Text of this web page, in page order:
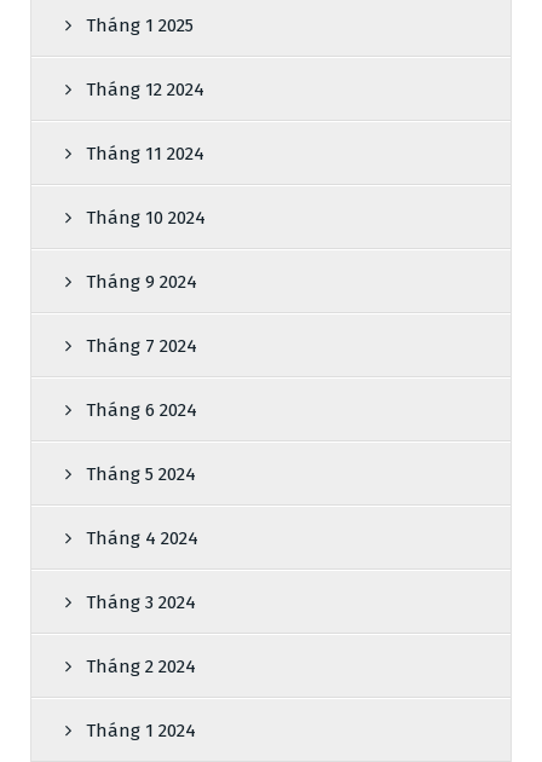
Tháng 1 2025
Tháng 12 2024
Tháng 11 2024
Tháng 10 2024
Tháng 9 2024
Tháng 7 2024
Tháng 6 2024
Tháng 5 2024
Tháng 4 2024
Tháng 3 2024
Tháng 2 2024
Tháng 1 2024